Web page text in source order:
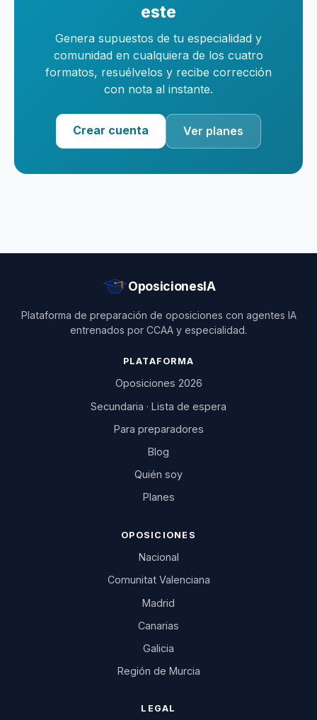
este
Genera supuestos de tu especialidad y
comunidad en cualquiera de los cuatro
formatos, resuélvelos y recibe corrección
con nota al instante.
Crear cuenta Ver planes
OposicionesIA
Plataforma de preparación de oposiciones con agentes IA
entrenados por CCAA y especialidad.
PLATAFORMA
Oposiciones 2026
Secundaria · Lista de espera
Para preparadores
Blog
Quién soy
Planes
OPOSICIONES
Nacional
Comunitat Valenciana
Madrid
Canarias
Galicia
Región de Murcia
LEGAL